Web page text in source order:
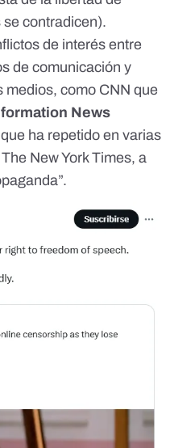
contradicen).
de interés entre
de comunicación y
medios, como CNN que
News
ha repetido en varias
New York Times, a